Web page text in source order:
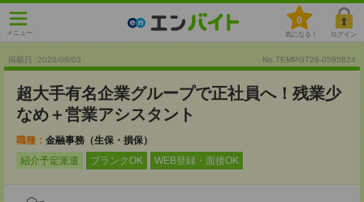
メニュー
0
気になる！ ログイン
掲載日 :2026/08/03 No.TEMPGT26-0595824
超大手有名企業グループで正社員へ！残業少
なめ＋営業アシスタント
職種： 金融事務（生保・損保）
紹介予定派遣
ブランクOK WEB登録・面接OK